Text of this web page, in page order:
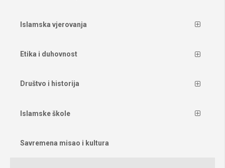
Islamska vjerovanja
Etika i duhovnost
Društvo i historija
Islamske škole
Savremena misao i kultura